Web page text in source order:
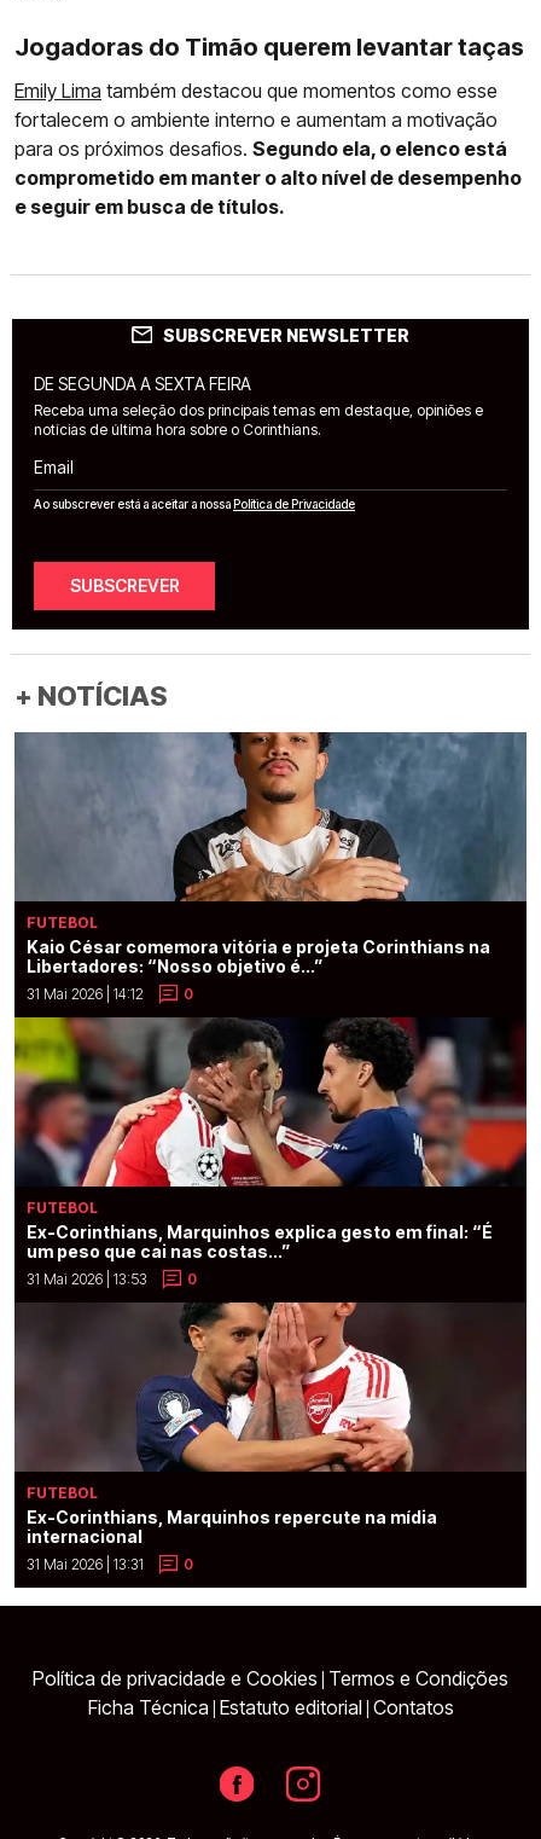
Jogadoras do Timão querem levantar taças
Emily Lima também destacou que momentos como esse
fortalecem o ambiente interno e aumentam a motivação
para os próximos desafios. Segundo ela, o elenco está
comprometido em manter o alto nível de desempenho
e seguir em busca de títulos.
SUBSCREVER NEWSLETTER
DE SEGUNDA A SEXTA FEIRA
Receba uma seleção dos principais temas em destaque, opiniões e
notícias de última hora sobre o Corinthians.
Email
Ao subscrever está a aceitar a nossaPolítica de Privacidade
SUBSCREVER
+ NOTÍCIAS
FUTEBOL
Kaio César comemora vitória e projeta Corinthians na
Libertadores: “Nosso objetivo é...”
31 Mai 2026 | 14:12 0
FUTEBOL
Ex-Corinthians, Marquinhos explica gesto em final: “É
um peso que cai nas costas...”
31 Mai 2026 | 13:53 0
FUTEBOL
Ex-Corinthians, Marquinhos repercute na mídia
internacional
31 Mai 2026 | 13:31 0
Política de privacidade e Cookies Termos e Condições
Ficha Técnica Estatuto editorial Contatos